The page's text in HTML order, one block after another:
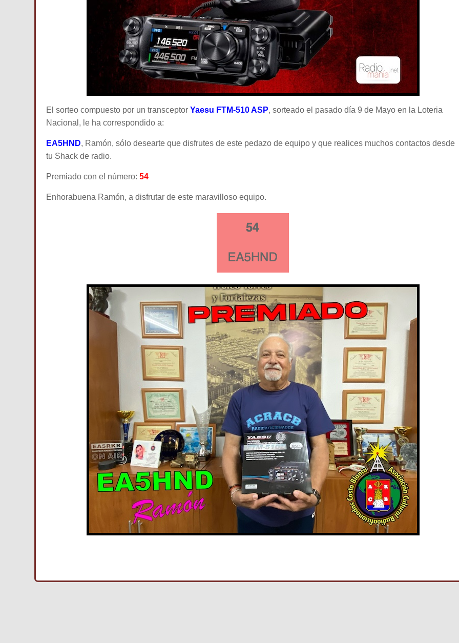
El sorteo compuesto por un transceptor Yaesu FTM-510 ASP, sorteado el pasado día 9 de Mayo en la Loteria
Nacional, le ha correspondido a:
EA5HND, Ramón, sólo desearte que disfrutes de este pedazo de equipo y que realices muchos contactos desde
tu Shack de radio.
Premiado con el número: 54
Enhorabuena Ramón, a disfrutar de este maravilloso equipo.